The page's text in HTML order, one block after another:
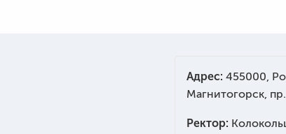
Адрес: 455000,
Магнитогорск,
Ректор: